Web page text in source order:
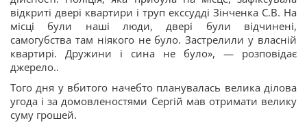
відкриті двері квартири і труп екссудді Зінченка С.В. На
місці були наші люди, двері були відчинені,
самогубства там ніякого не було. Застрелили у власній
квартирі. Дружини і сина не було», — розповідає
джерело..
Того дня у вбитого начебто планувалась велика ділова
угода і за домовленостями Сергій мав отримати велику
суму грошей.